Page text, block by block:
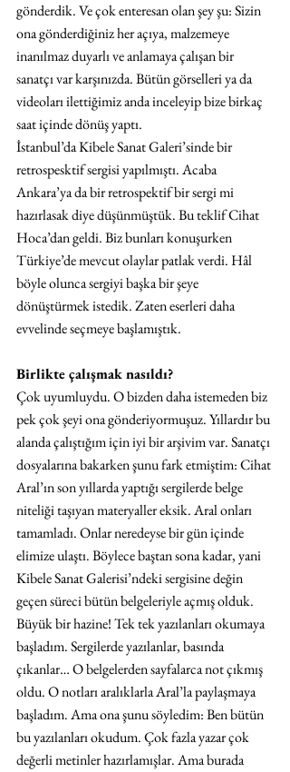
gönderdik. Ve çok enteresan olan şey şu: Sizin
ona gönderdiğiniz her açıya, malzemeye
inanılmaz duyarlı ve anlamaya çalışan bir
sanatçı var karşınızda. Bütün görselleri ya da
videoları ilettiğimiz anda inceleyip bize birkaç
saat içinde dönüş yaptı.
İstanbul’da Kibele Sanat Galeri’sinde bir
retrospesktif sergisi yapılmıştı. Acaba
Ankara’ya da bir retrospektif bir sergi mi
hazırlasak diye düşünmüştük. Bu teklif Cihat
Hoca’dan geldi. Biz bunları konuşurken
Türkiye’de mevcut olaylar patlak verdi. Hâl
böyle olunca sergiyi başka bir şeye
dönüştürmek istedik. Zaten eserleri daha
evvelinde seçmeye başlamıştık.
Birlikte çalışmak nasıldı?
Çok uyumluydu. O bizden daha istemeden biz
pek çok şeyi ona gönderiyormuşuz. Yıllardır bu
alanda çalıştığım için iyi bir arşivim var. Sanatçı
dosyalarına bakarken şunu fark etmiştim: Cihat
Aral’ın son yıllarda yaptığı sergilerde belge
niteliği taşıyan materyaller eksik. Aral onları
tamamladı. Onlar neredeyse bir gün içinde
elimize ulaştı. Böylece baştan sona kadar, yani
Kibele Sanat Galerisi’ndeki sergisine değin
geçen süreci bütün belgeleriyle açmış olduk.
Büyük bir hazine! Tek tek yazılanları okumaya
başladım. Sergilerde yazılanlar, basında
çıkanlar… O belgelerden sayfalarca not çıkmış
oldu. O notları aralıklarla Aral’la paylaşmaya
başladım. Ama ona şunu söyledim: Ben bütün
bu yazılanları okudum. Çok fazla yazar çok
değerli metinler hazırlamışlar. Ama burada